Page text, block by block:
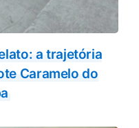
a trajetória
Caramelo do